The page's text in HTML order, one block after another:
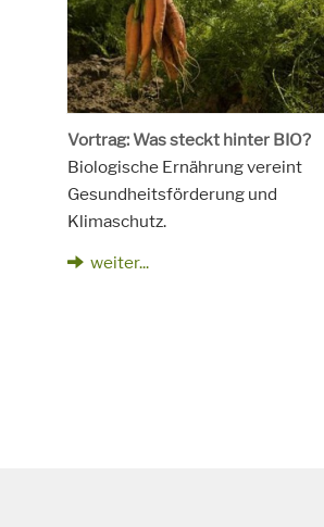
Vortrag: Was steckt hinter BIO?
Biologische Ernährung vereint
Gesundheitsförderung und
Klimaschutz.
weiter...